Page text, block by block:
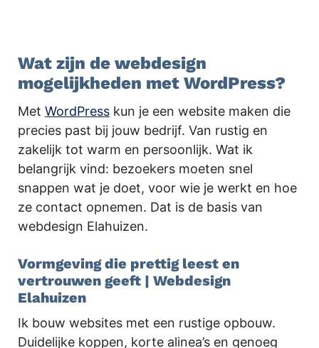
Wat zijn de webdesign
mogelijkheden met WordPress?
Met WordPress kun je een website maken die
precies past bij jouw bedrijf. Van rustig en
zakelijk tot warm en persoonlijk. Wat ik
belangrijk vind: bezoekers moeten snel
snappen wat je doet, voor wie je werkt en hoe
ze contact opnemen. Dat is de basis van
webdesign Elahuizen.
Vormgeving die prettig leest en
vertrouwen geeft | Webdesign
Elahuizen
Ik bouw websites met een rustige opbouw.
Duidelijke koppen, korte alinea’s en genoeg